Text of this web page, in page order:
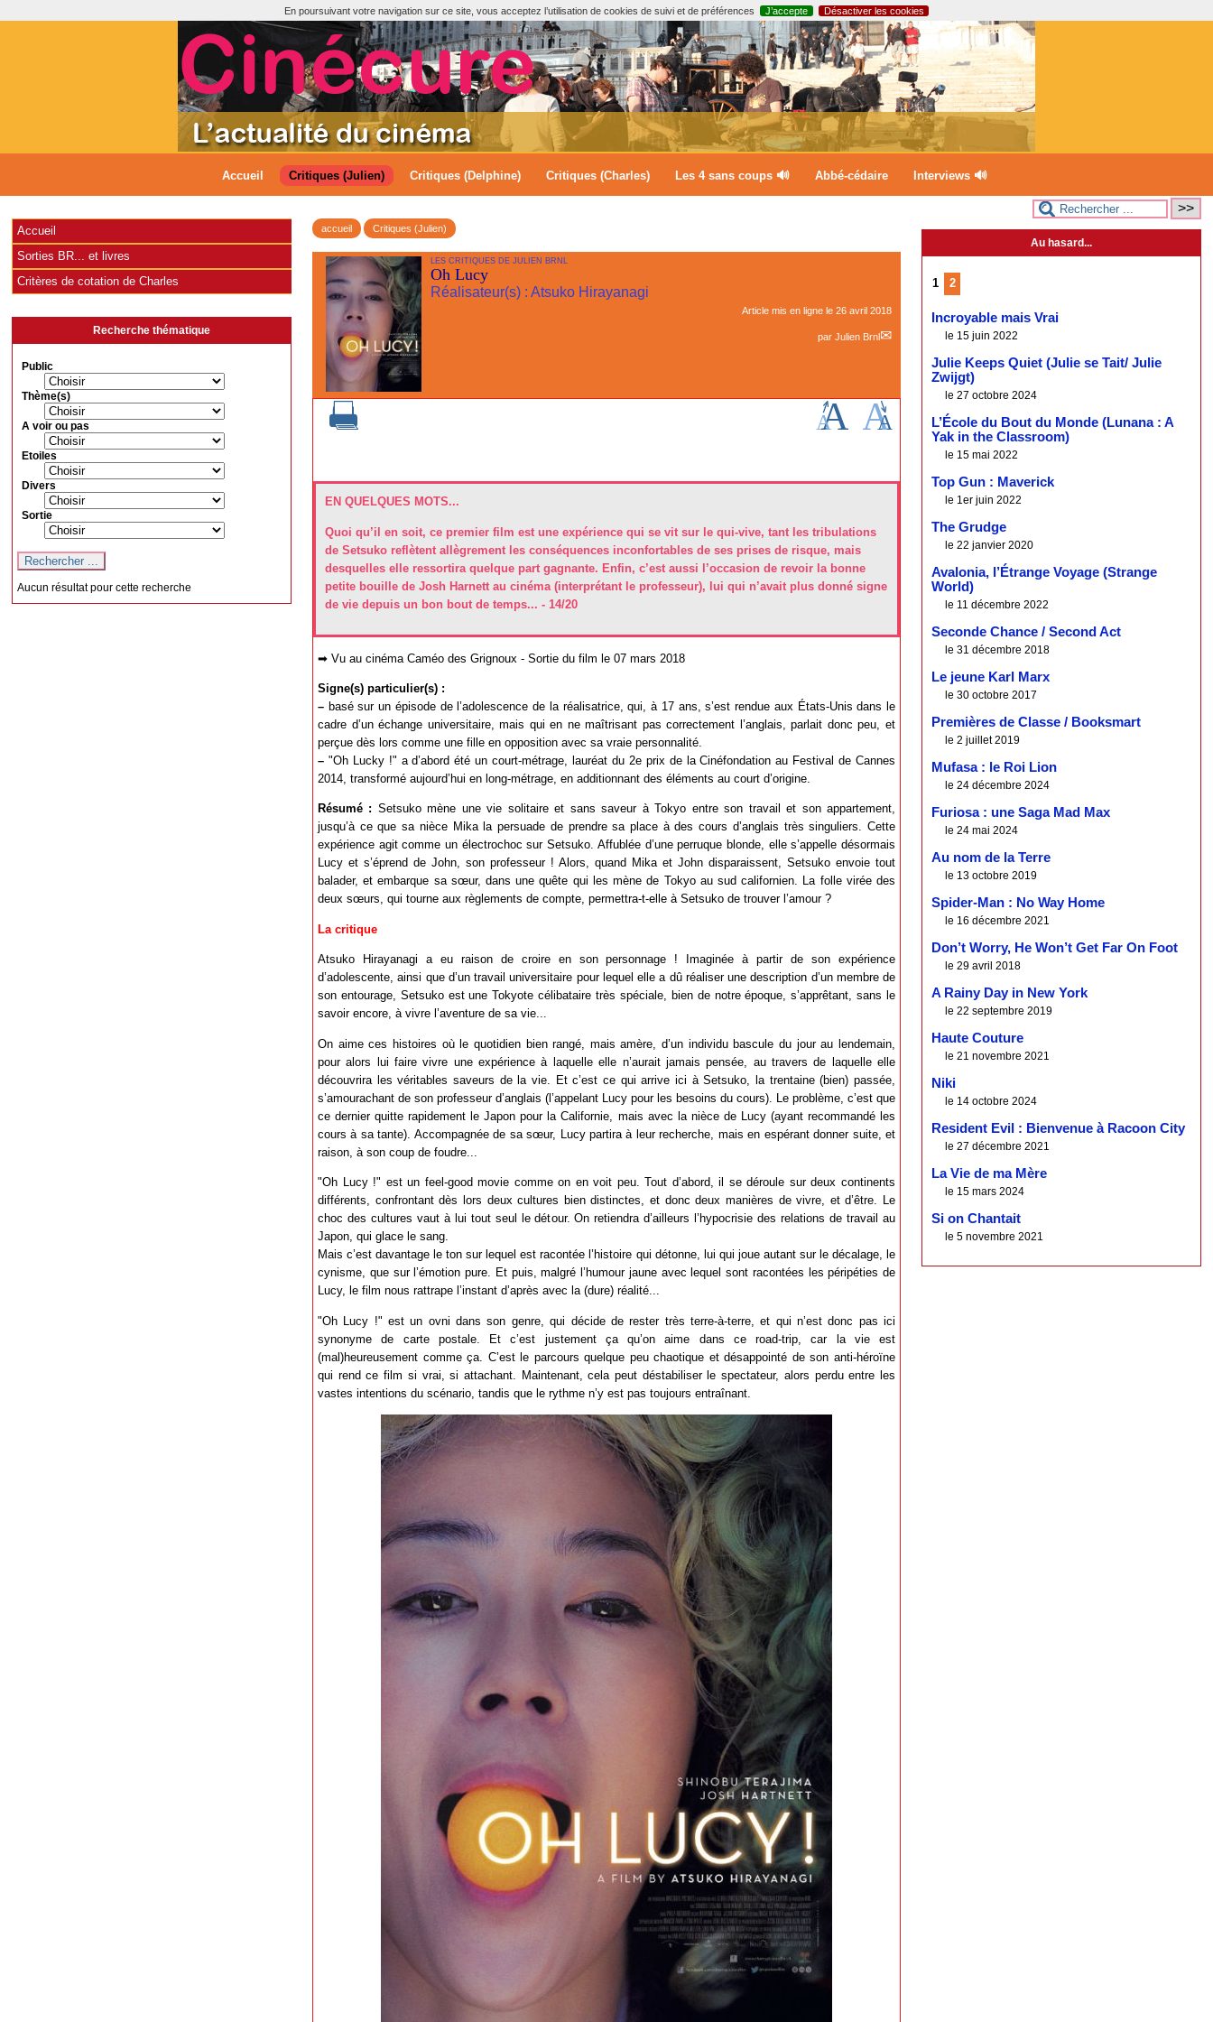
En poursuivant votre navigation sur ce site, vous acceptez l’utilisation de cookies de suivi et de préférences J’accepte Désactiver les cookies
Accueil Critiques (Julien) Critiques (Delphine) Critiques (Charles) Les 4 sans coups 🔊 Abbé-cédaire Interviews 🔊
accueil Critiques (Julien)
LES CRITIQUES DE JULIEN BRNL
Oh Lucy
Réalisateur(s) : Atsuko Hirayanagi
Article mis en ligne le 26 avril 2018
par Julien Brnl
EN QUELQUES MOTS...
Quoi qu’il en soit, ce premier film est une expérience qui se vit sur le qui-vive, tant les tribulations
de Setsuko reflètent allègrement les conséquences inconfortables de ses prises de risque, mais
desquelles elle ressortira quelque part gagnante. Enfin, c’est aussi l’occasion de revoir la bonne
petite bouille de Josh Harnett au cinéma (interprétant le professeur), lui qui n’avait plus donné signe
de vie depuis un bon bout de temps... - 14/20
➡ Vu au cinéma Caméo des Grignoux - Sortie du film le 07 mars 2018
Signe(s) particulier(s) :
– basé sur un épisode de l’adolescence de la réalisatrice, qui, à 17 ans, s’est rendue aux États-Unis dans le
cadre d’un échange universitaire, mais qui en ne maîtrisant pas correctement l’anglais, parlait donc peu, et
perçue dès lors comme une fille en opposition avec sa vraie personnalité.
– "Oh Lucky !" a d’abord été un court-métrage, lauréat du 2e prix de la Cinéfondation au Festival de Cannes
2014, transformé aujourd’hui en long-métrage, en additionnant des éléments au court d’origine.
Résumé : Setsuko mène une vie solitaire et sans saveur à Tokyo entre son travail et son appartement,
jusqu’à ce que sa nièce Mika la persuade de prendre sa place à des cours d’anglais très singuliers. Cette
expérience agit comme un électrochoc sur Setsuko. Affublée d’une perruque blonde, elle s’appelle désormais
Lucy et s’éprend de John, son professeur ! Alors, quand Mika et John disparaissent, Setsuko envoie tout
balader, et embarque sa sœur, dans une quête qui les mène de Tokyo au sud californien. La folle virée des
deux sœurs, qui tourne aux règlements de compte, permettra-t-elle à Setsuko de trouver l’amour ?
La critique
Atsuko Hirayanagi a eu raison de croire en son personnage ! Imaginée à partir de son expérience
d’adolescente, ainsi que d’un travail universitaire pour lequel elle a dû réaliser une description d’un membre de
son entourage, Setsuko est une Tokyote célibataire très spéciale, bien de notre époque, s’apprêtant, sans le
savoir encore, à vivre l’aventure de sa vie...
On aime ces histoires où le quotidien bien rangé, mais amère, d’un individu bascule du jour au lendemain,
pour alors lui faire vivre une expérience à laquelle elle n’aurait jamais pensée, au travers de laquelle elle
découvrira les véritables saveurs de la vie. Et c’est ce qui arrive ici à Setsuko, la trentaine (bien) passée,
s’amourachant de son professeur d’anglais (l’appelant Lucy pour les besoins du cours). Le problème, c’est que
ce dernier quitte rapidement le Japon pour la Californie, mais avec la nièce de Lucy (ayant recommandé les
cours à sa tante). Accompagnée de sa sœur, Lucy partira à leur recherche, mais en espérant donner suite, et
raison, à son coup de foudre...
"Oh Lucy !" est un feel-good movie comme on en voit peu. Tout d’abord, il se déroule sur deux continents
différents, confrontant dès lors deux cultures bien distinctes, et donc deux manières de vivre, et d’être. Le
choc des cultures vaut à lui tout seul le détour. On retiendra d’ailleurs l’hypocrisie des relations de travail au
Japon, qui glace le sang.
Mais c’est davantage le ton sur lequel est racontée l’histoire qui détonne, lui qui joue autant sur le décalage, le
cynisme, que sur l’émotion pure. Et puis, malgré l’humour jaune avec lequel sont racontées les péripéties de
Lucy, le film nous rattrape l’instant d’après avec la (dure) réalité...
"Oh Lucy !" est un ovni dans son genre, qui décide de rester très terre-à-terre, et qui n’est donc pas ici
synonyme de carte postale. Et c’est justement ça qu’on aime dans ce road-trip, car la vie est
(mal)heureusement comme ça. C’est le parcours quelque peu chaotique et désappointé de son anti-héroïne
qui rend ce film si vrai, si attachant. Maintenant, cela peut déstabiliser le spectateur, alors perdu entre les
vastes intentions du scénario, tandis que le rythme n’y est pas toujours entraînant.
Accueil
Sorties BR... et livres
Critères de cotation de Charles
Recherche thématique
Public
Thème(s)
A voir ou pas
Etoiles
Divers
Sortie
Aucun résultat pour cette recherche
Au hasard...
1 2
Incroyable mais Vrai
le 15 juin 2022
Julie Keeps Quiet (Julie se Tait/ Julie
Zwijgt)
le 27 octobre 2024
L’École du Bout du Monde (Lunana : A
Yak in the Classroom)
le 15 mai 2022
Top Gun : Maverick
le 1er juin 2022
The Grudge
le 22 janvier 2020
Avalonia, l’Étrange Voyage (Strange
World)
le 11 décembre 2022
Seconde Chance / Second Act
le 31 décembre 2018
Le jeune Karl Marx
le 30 octobre 2017
Premières de Classe / Booksmart
le 2 juillet 2019
Mufasa : le Roi Lion
le 24 décembre 2024
Furiosa : une Saga Mad Max
le 24 mai 2024
Au nom de la Terre
le 13 octobre 2019
Spider-Man : No Way Home
le 16 décembre 2021
Don’t Worry, He Won’t Get Far On Foot
le 29 avril 2018
A Rainy Day in New York
le 22 septembre 2019
Haute Couture
le 21 novembre 2021
Niki
le 14 octobre 2024
Resident Evil : Bienvenue à Racoon City
le 27 décembre 2021
La Vie de ma Mère
le 15 mars 2024
Si on Chantait
le 5 novembre 2021